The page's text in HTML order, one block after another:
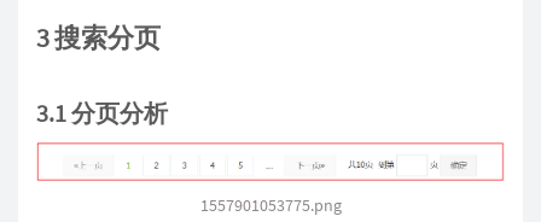
3 搜索分页
3.1 分页分析
1557901053775.png